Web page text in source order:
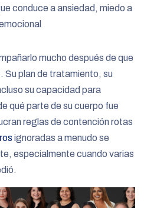
conduce a ansiedad, miedo a
mucho después de que
Su plan de tratamiento, su
su capacidad para
qué parte de su cuerpo fue
reglas de contención rotas
ignoradas a menudo se
especialmente cuando varias